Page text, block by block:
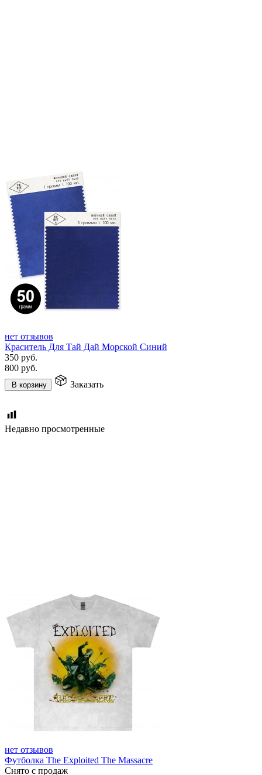
нет отзывов
Краситель Для Тай Дай Морской Синий
350 руб.
800 руб.
В корзину Заказать
Недавно просмотренные
нет отзывов
Футболка The Exploited The Massacre
Снято с продаж